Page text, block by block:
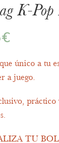
K-Pop
€
único a tu
a juego.
práctico
TU